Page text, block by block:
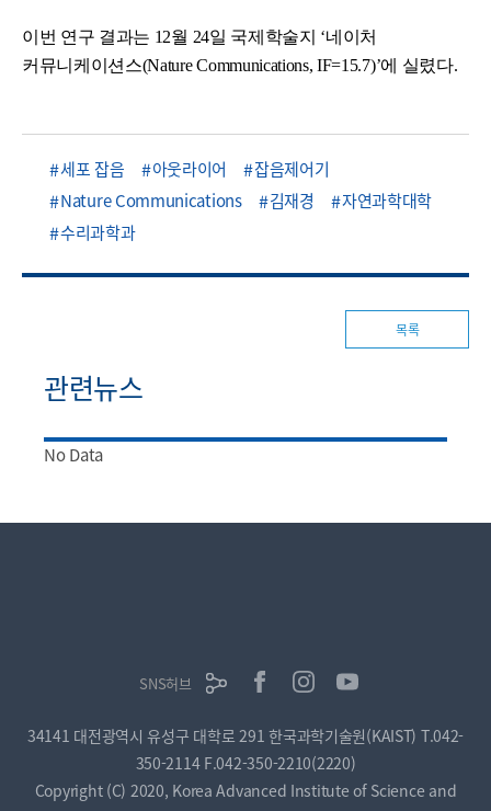
이번 연구 결과는 12월 24일 국제학술지 ‘네이처
커뮤니케이션스(Nature Communications, IF=15.7)’에 실렸다.
세포 잡음 아웃라이어
잡음제어기
Nature Communications
김재경
자연과학대학
수리과학과
목록
관련뉴스
No Data
SNS허브
34141 대전광역시 유성구 대학로 291 한국과학기술원(KAIST) T.042-
350-2114 F.042-350-2210(2220)
Copyright (C) 2020, Korea Advanced Institute of Science and